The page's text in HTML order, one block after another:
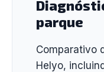
parque
Comparativo
Helyo,